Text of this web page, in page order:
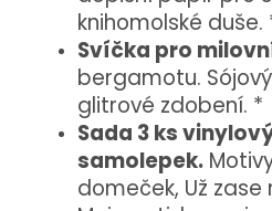
knihomolské duše.
Svíčka pro
bergamotu.
glitrové zdobení. *
Sada 3 ks
samolepek.
domeček, Už